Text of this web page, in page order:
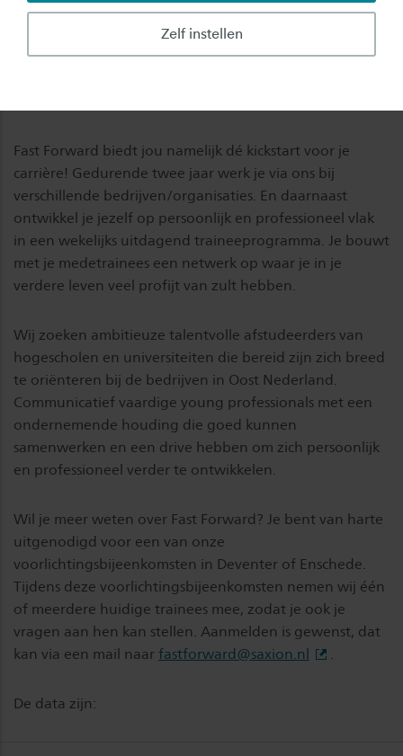
Zelf instellen
binnenkort voor de keuze: doorstuderen of op
zoek naar een baan? Wil je jezelf persoonlijk en
Fast Forward biedt jou namelijk dé kickstart voor je
carrière! Gedurende twee jaar werk je via ons bij
verschillende bedrijven/organisaties. En daarnaast
ontwikkel je jezelf op persoonlijk en professioneel vlak
in een wekelijks uitdagend traineeprogramma. Je bouwt
met je medetrainees een netwerk op waar je in je
verdere leven veel profijt van zult hebben.
Wij zoeken ambitieuze talentvolle afstudeerders van
hogescholen en universiteiten die bereid zijn zich breed
te oriënteren bij de bedrijven in Oost Nederland.
Communicatief vaardige young professionals met een
ondernemende houding die goed kunnen
samenwerken en een drive hebben om zich persoonlijk
en professioneel verder te ontwikkelen.
Wil je meer weten over Fast Forward? Je bent van harte
uitgenodigd voor een van onze
voorlichtingsbijeenkomsten in Deventer of Enschede.
Tijdens deze voorlichtingsbijeenkomsten nemen wij één
of meerdere huidige trainees mee, zodat je ook je
vragen aan hen kan stellen. Aanmelden is gewenst, dat
kan via een mail naar fastforward@saxion.nl .
De data zijn: